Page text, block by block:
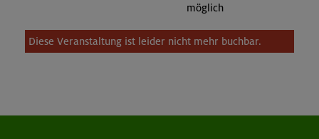
möglich
Diese Veranstaltung ist leider nicht mehr buchbar.